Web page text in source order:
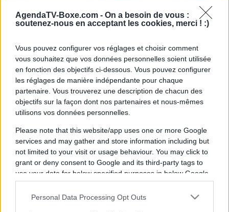
AgendaTV-Boxe.com - On a besoin de vous :
soutenez-nous en acceptant les cookies, merci ! :)
Vous pouvez configurer vos réglages et choisir comment
vous souhaitez que vos données personnelles soient utilisée
en fonction des objectifs ci-dessous. Vous pouvez configurer
les réglages de manière indépendante pour chaque
partenaire. Vous trouverez une description de chacun des
objectifs sur la façon dont nos partenaires et nous-mêmes
utilisons vos données personnelles.
Please note that this website/app uses one or more Google
services and may gather and store information including but
not limited to your visit or usage behaviour. You may click to
grant or deny consent to Google and its third-party tags to
use your data for below specified purposes in below Google
consent section.
Personal Data Processing Opt Outs
Nous rassemblons le calendrier des combats de
Michael Coffie diffusés à la TV en France
Vous trouverez ci-dessous la liste des futurs
Michael Coffie. Ce boxeur des USA est né il y a